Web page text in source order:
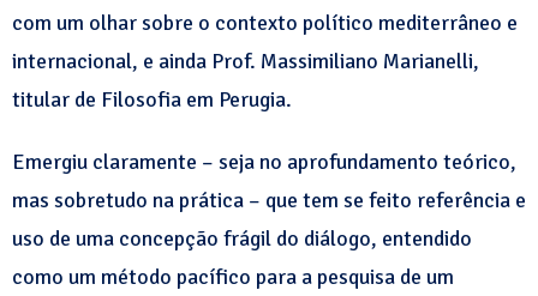
com um olhar sobre o contexto político mediterrâneo e
internacional, e ainda Prof. Massimiliano Marianelli,
titular de Filosofia em Perugia.
Emergiu claramente – seja no aprofundamento teórico,
mas sobretudo na prática – que tem se feito referência e
uso de uma concepção frágil do diálogo, entendido
como um método pacífico para a pesquisa de um